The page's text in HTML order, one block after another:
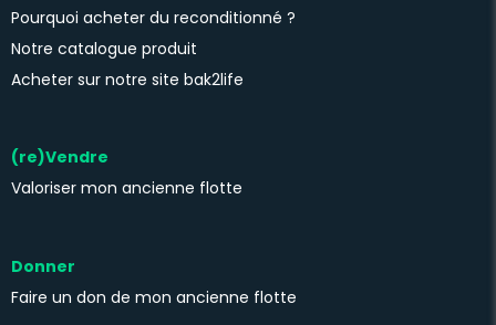
Pourquoi acheter du reconditionné ?
Notre catalogue produit
Acheter sur notre site bak2life
(re)Vendre
Valoriser mon ancienne flotte
Donner
Faire un don de mon ancienne flotte